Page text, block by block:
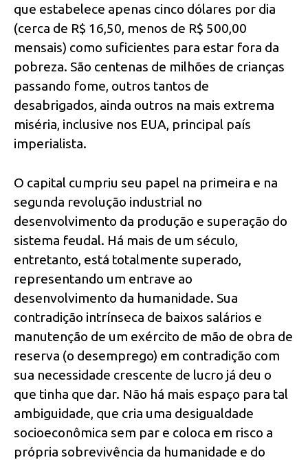
que estabelece apenas cinco dólares por dia
(cerca de R$ 16,50, menos de R$ 500,00
mensais) como suficientes para estar fora da
pobreza. São centenas de milhões de crianças
passando fome, outros tantos de
desabrigados, ainda outros na mais extrema
miséria, inclusive nos EUA, principal país
imperialista.
O capital cumpriu seu papel na primeira e na
segunda revolução industrial no
desenvolvimento da produção e superação do
sistema feudal. Há mais de um século,
entretanto, está totalmente superado,
representando um entrave ao
desenvolvimento da humanidade. Sua
contradição intrínseca de baixos salários e
manutenção de um exército de mão de obra de
reserva (o desemprego) em contradição com
sua necessidade crescente de lucro já deu o
que tinha que dar. Não há mais espaço para tal
ambiguidade, que cria uma desigualdade
socioeconômica sem par e coloca em risco a
própria sobrevivência da humanidade e do